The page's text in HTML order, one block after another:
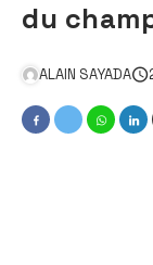
du
ALAIN SAYADA